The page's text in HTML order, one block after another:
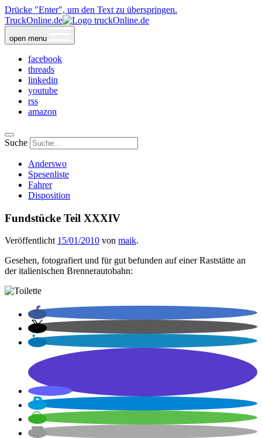
Drücke "Enter", um den Text zu überspringen.
TruckOnline.de
open menu
facebook
threads
linkedin
youtube
rss
amazon
Suche
Anderswo
Spesenliste
Fahrer
Disposition
Fundstücke Teil XXXIV
Veröffentlicht 15/01/2010 von maik.
Gesehen, fotografiert und für gut befunden auf einer Raststätte an
der italienischen Brennerautobahn: